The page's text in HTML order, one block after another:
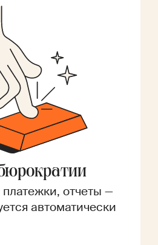
платежки, отчеты —
автоматически